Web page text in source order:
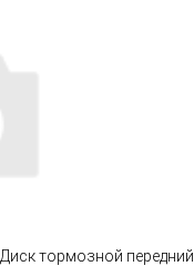
Диск тормозной передний